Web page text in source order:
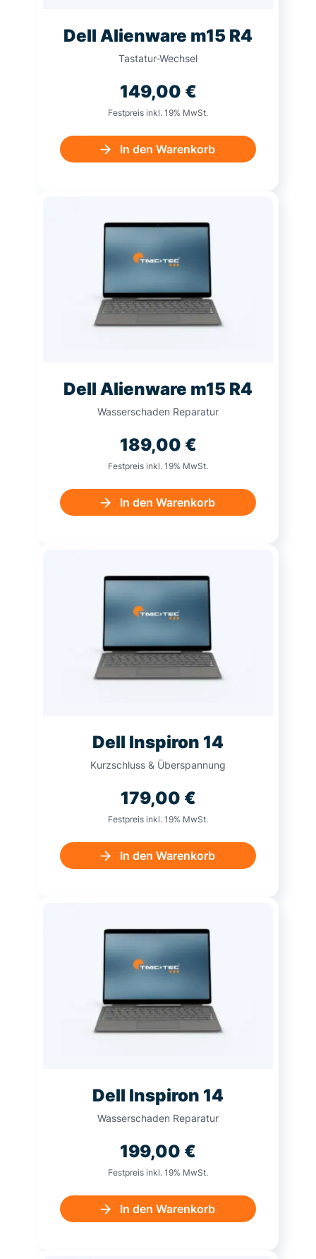
Dell Alienware m15 R4
Tastatur-Wechsel
149,00 €
Festpreis inkl. 19% MwSt.
In den Warenkorb
Dell Alienware m15 R4
Wasserschaden Reparatur
189,00 €
Festpreis inkl. 19% MwSt.
In den Warenkorb
Dell Inspiron 14
Kurzschluss & Überspannung
179,00 €
Festpreis inkl. 19% MwSt.
In den Warenkorb
Dell Inspiron 14
Wasserschaden Reparatur
199,00 €
Festpreis inkl. 19% MwSt.
In den Warenkorb